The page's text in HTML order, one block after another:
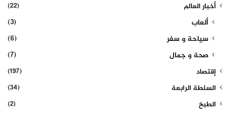
أخبار العالم
(22)
ألعاب
(3)
سياحة و سفر
(6)
صحة و جمال
(7)
إقتصاد
(197)
السلطة الرابعة
(34)
الطبخ
(2)